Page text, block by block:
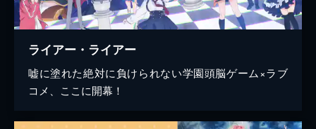
ライアー・ライアー
嘘に塗れた絶対に負けられない学園頭脳ゲーム×ラブ
コメ、ここに開幕！